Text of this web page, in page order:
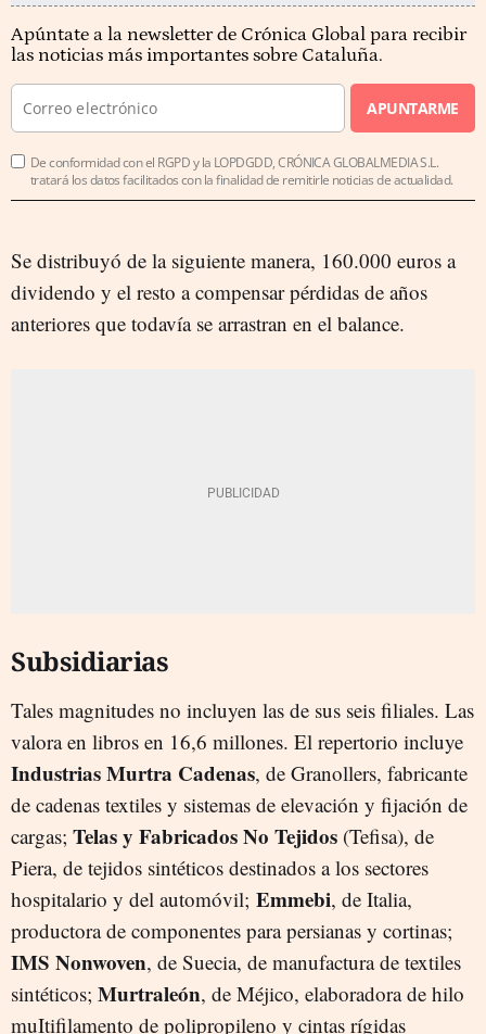
Apúntate a la newsletter de Crónica Global para recibir
las noticias más importantes sobre Cataluña.
APUNTARME
De conformidad con el RGPD y la LOPDGDD, CRÓNICA GLOBALMEDIA S.L.
tratará los datos facilitados con la finalidad de remitirle noticias de actualidad.
Se distribuyó de la siguiente manera, 160.000 euros a
dividendo y el resto a compensar pérdidas de años
anteriores que todavía se arrastran en el balance.
Subsidiarias
Tales magnitudes no incluyen las de sus seis filiales. Las
valora en libros en 16,6 millones. El repertorio incluye
Industrias Murtra Cadenas, de Granollers, fabricante
de cadenas textiles y sistemas de elevación y fijación de
cargas; Telas y Fabricados No Tejidos (Tefisa), de
Piera, de tejidos sintéticos destinados a los sectores
hospitalario y del automóvil; Emmebi, de Italia,
productora de componentes para persianas y cortinas;
IMS Nonwoven, de Suecia, de manufactura de textiles
sintéticos; Murtraleón, de Méjico, elaboradora de hilo
muItifilamento de polipropileno y cintas rígidas